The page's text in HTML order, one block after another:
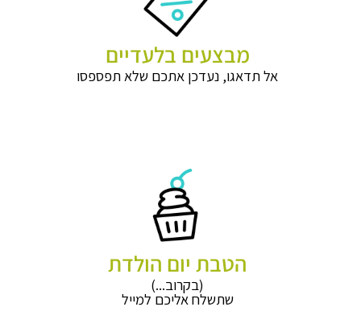
מבצעים בלעדיים
אל תדאגו, נעדכן אתכם שלא תפספסו
הטבת יום הולדת
(בקרוב...)
שתשלח אליכם למייל